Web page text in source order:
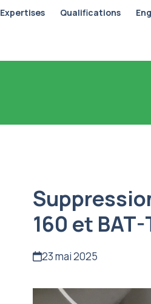
Expertises Qualifications
160 et
23 mai 2025